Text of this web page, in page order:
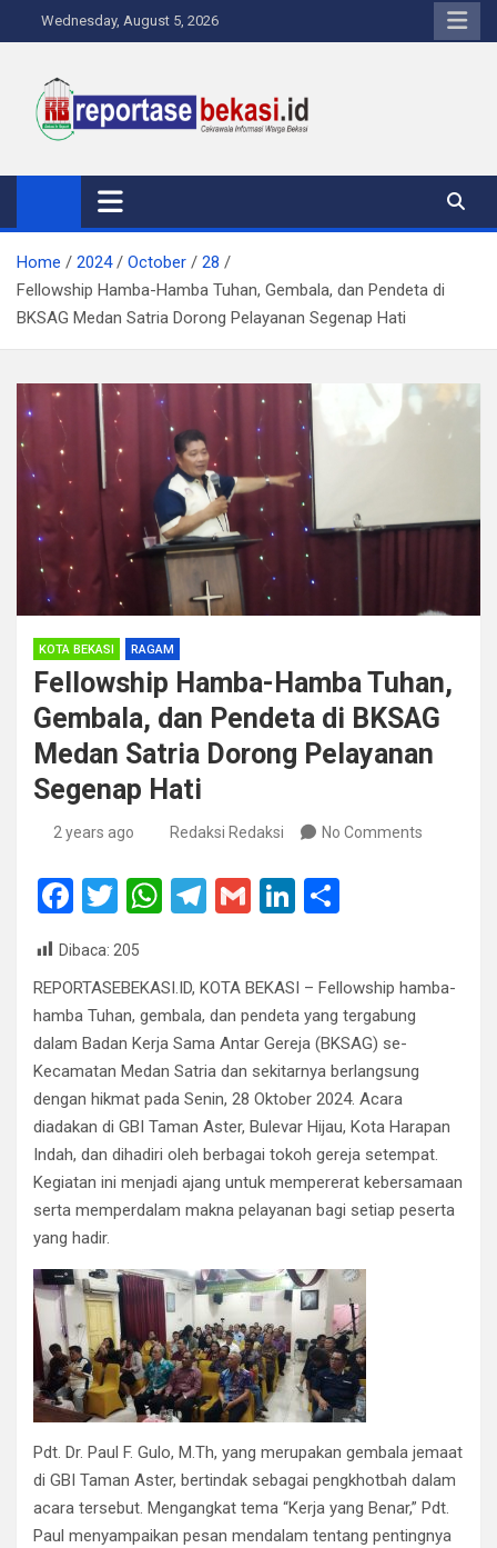
to
Wednesday, August 5, 2026
Reportase Bekasi
Cakrawala Informasi Warga Bekasi
Home 2024 October
28
Fellowship Hamba-Hamba Tuhan, Gembala, dan Pendeta di
BKSAG Medan Satria Dorong Pelayanan Segenap Hati
KOTA BEKASI RAGAM
Fellowship Hamba-Hamba Tuhan,
Gembala, dan Pendeta di BKSAG
Medan Satria Dorong Pelayanan
Segenap Hati
2 years ago Redaksi Redaksi No Comments
F
ce
b
o
o
k
T
tt
er
W
s
A
p
p
T
gr
a
m
G
Li
dI
n
e
Dibaca: 205
REPORTASEBEKASI.ID, KOTA BEKASI – Fellowship hamba-
hamba Tuhan, gembala, dan pendeta yang tergabung
dalam Badan Kerja Sama Antar Gereja (BKSAG) se-
Kecamatan Medan Satria dan sekitarnya berlangsung
dengan hikmat pada Senin, 28 Oktober 2024. Acara
diadakan di GBI Taman Aster, Bulevar Hijau, Kota Harapan
Indah, dan dihadiri oleh berbagai tokoh gereja setempat.
Kegiatan ini menjadi ajang untuk mempererat kebersamaan
serta memperdalam makna pelayanan bagi setiap peserta
yang hadir.
Pdt. Dr. Paul F. Gulo, M.Th, yang merupakan gembala jemaat
di GBI Taman Aster, bertindak sebagai pengkhotbah dalam
acara tersebut. Mengangkat tema “Kerja yang Benar,” Pdt.
Paul menyampaikan pesan mendalam tentang pentingnya